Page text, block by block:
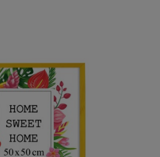
pufa 45x160 w kolorze grafitowym
519,99 zł